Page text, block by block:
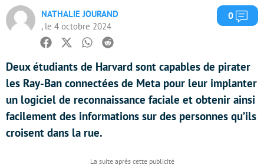
NATHALIE JOURAND
, le 4 octobre 2024
0
Facebook
TwitterWhatsapp
Reddit
Deux étudiants de Harvard sont capables de pirater
les Ray-Ban connectées de Meta pour leur implanter
un logiciel de reconnaissance faciale et obtenir ainsi
facilement des informations sur des personnes qu’ils
croisent dans la rue.